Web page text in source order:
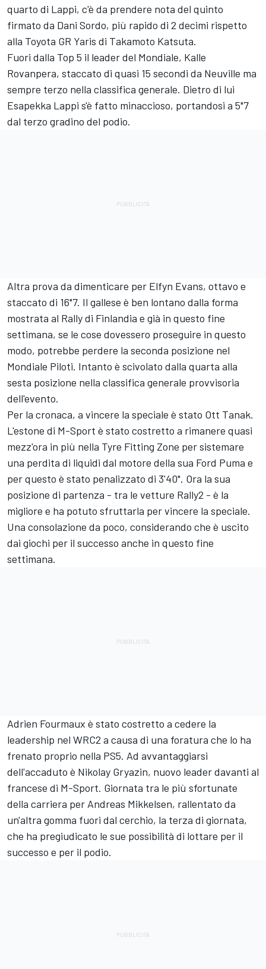
quarto di Lappi, c'è da prendere nota del quinto
firmato da Dani Sordo, più rapido di 2 decimi rispetto
alla Toyota GR Yaris di Takamoto Katsuta.
Fuori dalla Top 5 il leader del Mondiale, Kalle
Rovanpera, staccato di quasi 15 secondi da Neuville ma
sempre terzo nella classifica generale. Dietro di lui
Esapekka Lappi s'è fatto minaccioso, portandosi a 5"7
dal terzo gradino del podio.
Altra prova da dimenticare per Elfyn Evans, ottavo e
staccato di 16"7. Il gallese è ben lontano dalla forma
mostrata al Rally di Finlandia e già in questo fine
settimana, se le cose dovessero proseguire in questo
modo, potrebbe perdere la seconda posizione nel
Mondiale Piloti. Intanto è scivolato dalla quarta alla
sesta posizione nella classifica generale provvisoria
dell'evento.
Per la cronaca, a vincere la speciale è stato Ott Tanak.
L'estone di M-Sport è stato costretto a rimanere quasi
mezz'ora in più nella Tyre Fitting Zone per sistemare
una perdita di liquidi dal motore della sua Ford Puma e
per questo è stato penalizzato di 3'40". Ora la sua
posizione di partenza - tra le vetture Rally2 - è la
migliore e ha potuto sfruttarla per vincere la speciale.
Una consolazione da poco, considerando che è uscito
dai giochi per il successo anche in questo fine
settimana.
Adrien Fourmaux è stato costretto a cedere la
leadership nel WRC2 a causa di una foratura che lo ha
frenato proprio nella PS5. Ad avvantaggiarsi
dell'accaduto è Nikolay Gryazin, nuovo leader davanti al
francese di M-Sport. Giornata tra le più sfortunate
della carriera per Andreas Mikkelsen, rallentato da
un'altra gomma fuori dal cerchio, la terza di giornata,
che ha pregiudicato le sue possibilità di lottare per il
successo e per il podio.